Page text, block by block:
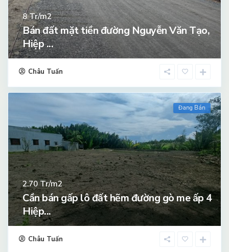
8Tr/m2
Bán đất mặt tiền đường Nguyễn Văn Tạo,
Hiệp ...
Châu Tuấn
Đang Bán
2.70Tr/m2
Cần bán gấp lô đất hẽm đường gò me ấp 4
Hiệp...
Châu Tuấn